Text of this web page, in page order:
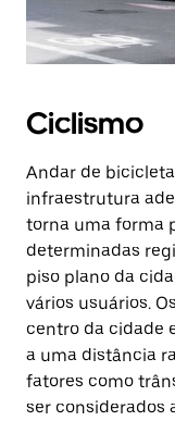
Ciclismo
Andar de
infraestrutura
torna uma forma
determinadas
piso plano da
vários usuários.
centro da cidade
a uma distância
fatores como
ser considerados